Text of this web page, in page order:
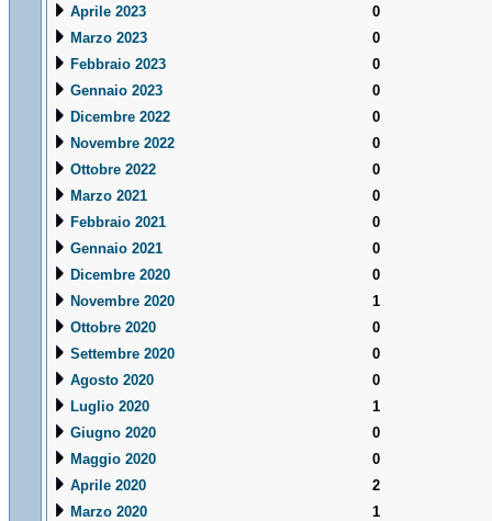
Aprile 2023
0
Marzo 2023
0
Febbraio 2023
0
Gennaio 2023
0
Dicembre 2022
0
Novembre 2022
0
Ottobre 2022
0
Marzo 2021
0
Febbraio 2021
0
Gennaio 2021
0
Dicembre 2020
0
Novembre 2020
1
Ottobre 2020
0
Settembre 2020
0
Agosto 2020
0
Luglio 2020
1
Giugno 2020
0
Maggio 2020
0
Aprile 2020
2
Marzo 2020
1